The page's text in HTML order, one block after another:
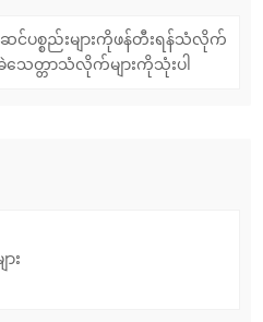
စ္စည်းများကိုဖန်တီးရန်သံလိုက်
သေတ္တာသံလိုက်များကိုသုံးပါ
း